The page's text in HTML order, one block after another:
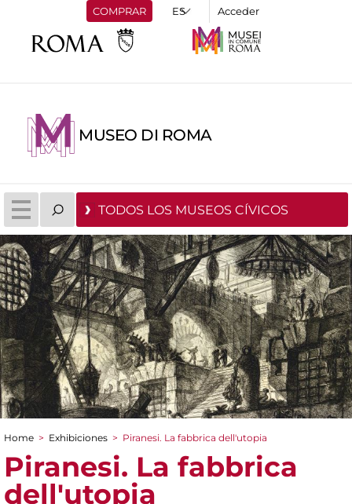
COMPRAR Acceder
MUSEO DI ROMA
TODOS LOS MUSEOS CÍVICOS
You are here
Home > Exhibiciones > Piranesi. La fabbrica dell'utopia
Piranesi. La fabbrica
dell'utopia